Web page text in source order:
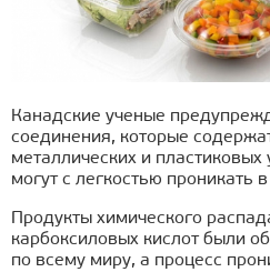
Канадские ученые
соединения, которые
металлических и пластиковых
могут с легкостью проникать
Продукты химического
карбоксиловых кислот были
по всему миру, а процесс